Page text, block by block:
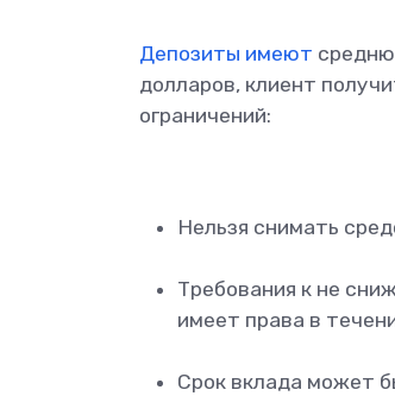
Депозиты имеют
долларов, клиент
ограничений:
Нельзя снимать
Требования к не
имеет права в
Срок вклада может